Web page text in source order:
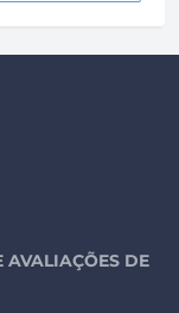
AVALIAÇÕES DE